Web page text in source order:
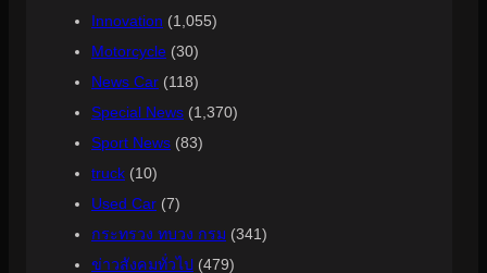
Innovation (1,055)
Motorcycle (30)
News Car (118)
Special News (1,370)
Sport News (83)
truck (10)
Used Car (7)
กระทรวง ทบวง กรม (341)
ข่าวสังคมทั่วไป (479)